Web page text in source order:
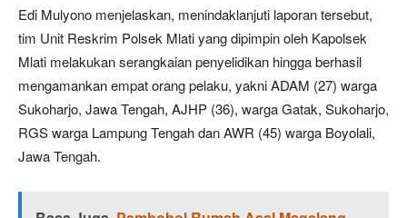
Edi Mulyono menjelaskan, menindaklanjuti laporan tersebut,
tim Unit Reskrim Polsek Mlati yang dipimpin oleh Kapolsek
Mlati melakukan serangkaian penyelidikan hingga berhasil
mengamankan empat orang pelaku, yakni ADAM (27) warga
Sukoharjo, Jawa Tengah, AJHP (36), warga Gatak, Sukoharjo,
RGS warga Lampung Tengah dan AWR (45) warga Boyolali,
Jawa Tengah.